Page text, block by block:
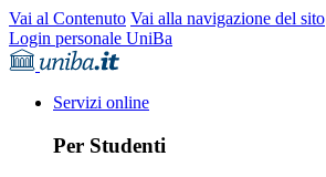
Vai al Contenuto Vai alla navigazione del sito
Login personale UniBa
Servizi online
Per Studenti